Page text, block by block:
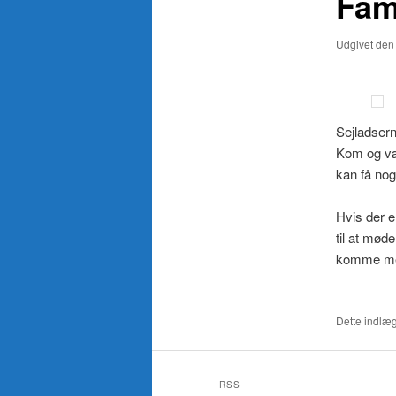
Udgivet den
Kom og
kan få
Hvis der
til at
komme
Dette
RSS